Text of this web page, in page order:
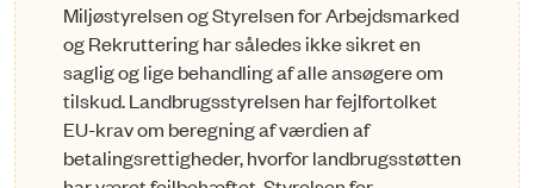
Miljøstyrelsen og Styrelsen for Arbejdsmarked
og Rekruttering har således ikke sikret en
saglig og lige behandling af alle ansøgere om
tilskud. Landbrugsstyrelsen har fejlfortolket
EU-krav om beregning af værdien af
betalingsrettigheder, hvorfor landbrugsstøtten